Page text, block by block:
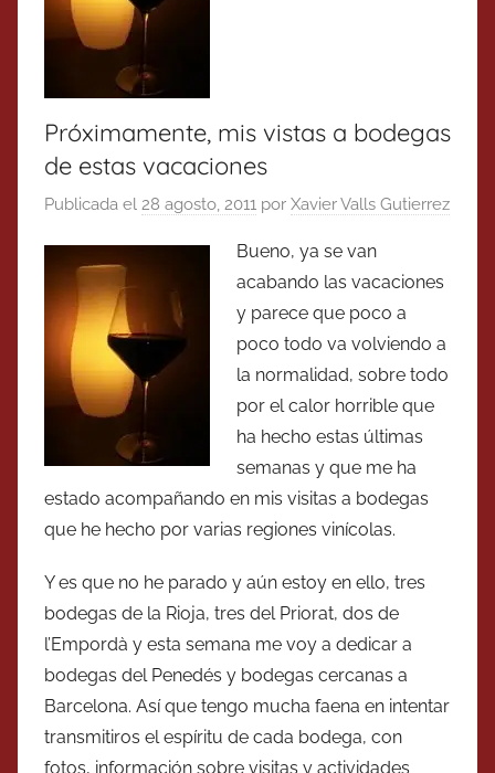
Próximamente, mis vistas a bodegas
de estas vacaciones
Publicada el 28 agosto, 2011 por Xavier Valls Gutierrez
Bueno, ya se van
acabando las vacaciones
y parece que poco a
poco todo va volviendo a
la normalidad, sobre todo
por el calor horrible que
ha hecho estas últimas
semanas y que me ha
estado acompañando en mis visitas a bodegas
que he hecho por varias regiones vinícolas.
Y es que no he parado y aún estoy en ello, tres
bodegas de la Rioja, tres del Priorat, dos de
l’Empordà y esta semana me voy a dedicar a
bodegas del Penedés y bodegas cercanas a
Barcelona. Así que tengo mucha faena en intentar
transmitiros el espíritu de cada bodega, con
fotos, información sobre visitas y actividades